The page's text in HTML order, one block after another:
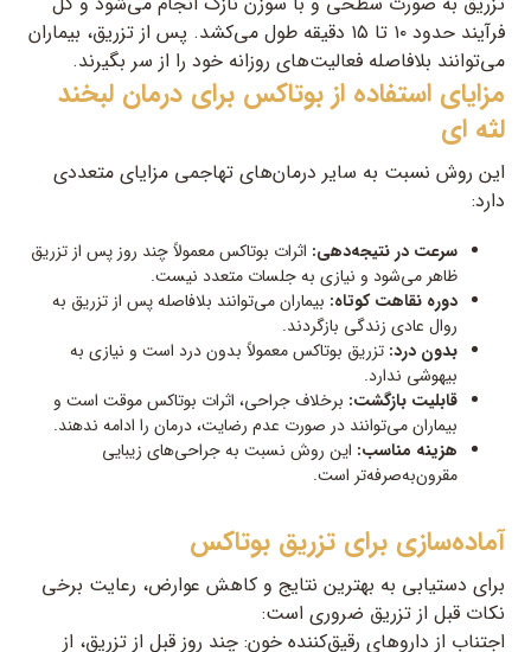
فرآیند حدود ۱۰ تا ۱۵ دقیقه طول می‌کشد. پس از تزریق، بیماران
می‌توانند بلافاصله فعالیت‌های روزانه خود را از سر بگیرند.
مزایای استفاده از بوتاکس برای درمان لبخند
لثه ای
این روش نسبت به سایر درمان‌های تهاجمی مزایای متعددی
دارد:
سرعت در نتیجه‌دهی: اثرات بوتاکس معمولاً چند روز پس از تزریق
ظاهر می‌شود و نیازی به جلسات متعدد نیست.
دوره نقاهت کوتاه: بیماران می‌توانند بلافاصله پس از تزریق به
روال عادی زندگی بازگردند.
بدون درد: تزریق بوتاکس معمولاً بدون درد است و نیازی به
بیهوشی ندارد.
قابلیت بازگشت: برخلاف جراحی، اثرات بوتاکس موقت است و
بیماران می‌توانند در صورت عدم رضایت، درمان را ادامه ندهند.
هزینه مناسب: این روش نسبت به جراحی‌های زیبایی
مقرون‌به‌صرفه‌تر است.
آماده‌سازی برای تزریق بوتاکس
برای دستیابی به بهترین نتایج و کاهش عوارض، رعایت برخی
نکات قبل از تزریق ضروری است:
اجتناب از داروهای رقیق‌کننده خون: چند روز قبل از تزریق، از